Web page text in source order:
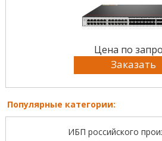
Цена по
Заказать
Популярные категории:
ИБП российского